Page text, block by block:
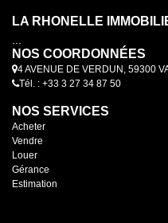
LA RHONELLE
NOS COORDONNÉES
4 AVENUE DE VERDUN, 59300
Tél. : +33 3 27 34 87 50
NOS SERVICES
Acheter
Vendre
Louer
Gérance
Estimation